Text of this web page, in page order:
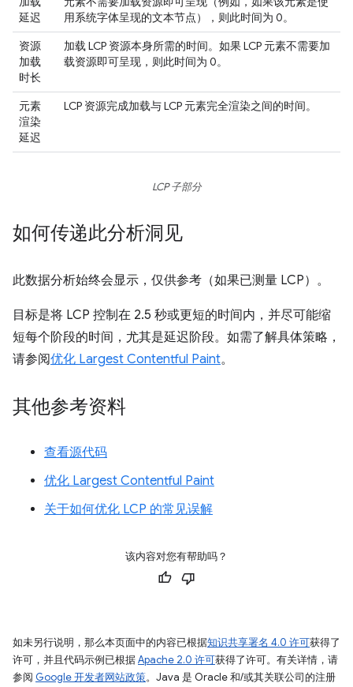
延迟
用系统字体呈现的文本节点），则此时间为 0。
资源
加载
时长
加载 LCP 资源本身所需的时间。如果 LCP 元素不需要加
载资源即可呈现，则此时间为 0。
元素
渲染
延迟
LCP 资源完成加载与 LCP 元素完全渲染之间的时间。
LCP 子部分
如何传递此分析洞见
此数据分析始终会显示，仅供参考（如果已测量 LCP）。
目标是将 LCP 控制在 2.5 秒或更短的时间内，并尽可能缩
短每个阶段的时间，尤其是延迟阶段。如需了解具体策略，
请参阅优化 Largest Contentful Paint。
其他参考资料
查看源代码
优化 Largest Contentful Paint
关于如何优化 LCP 的常见误解
该内容对您有帮助吗？
如未另行说明，那么本页面中的内容已根据知识共享署名 4.0 许可获得了
许可，并且代码示例已根据Apache 2.0 许可获得了许可。有关详情，请
参阅 Google 开发者网站政策。Java 是 Oracle 和/或其关联公司的注册